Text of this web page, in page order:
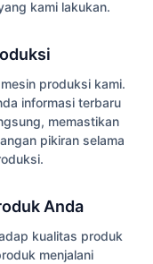
kami lakukan.
produksi kami.
informasi terbaru
memastikan
pikiran selama
Anda
kualitas produk
menjalani